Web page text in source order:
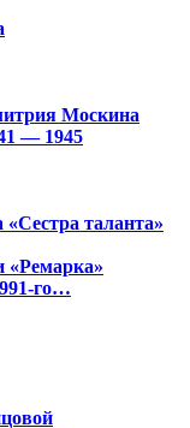
Москина
— 1945
«Сестра таланта»
«Ремарка»
го…